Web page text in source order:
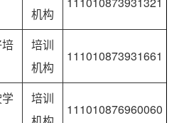
机构
培训
机构
111010873931661
培训
111010876960060